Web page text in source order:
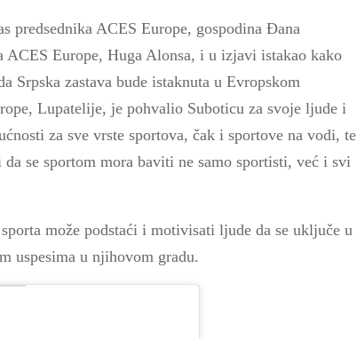
predsednika ACES Europe, gospodina Đana
ACES Europe, Huga Alonsa, i u izjavi istakao kako
Srpska zastava bude istaknuta u Evropskom
Lupatelije, je pohvalio Suboticu za svoje ljude i
za sve vrste sportova, čak i sportove na vodi, te
se sportom mora baviti ne samo sportisti, već i svi
može podstaći i motivisati ljude da se uključe u
uspesima u njihovom gradu.